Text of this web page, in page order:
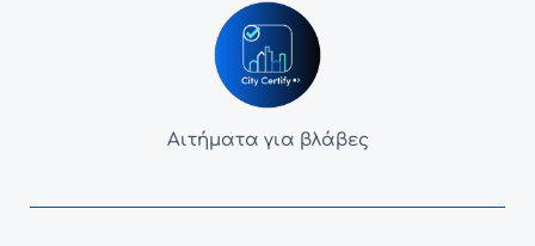
Αιτήματα για βλάβες